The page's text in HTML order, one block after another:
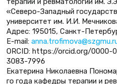
«Северо-Западный
университет им. И.И.
Адрес: 195015, Санкт-
E-mail:
ORCID: https://orcid.org/0000-
3083-7996
Екатерина Николаевна
го года кафедры терапии и